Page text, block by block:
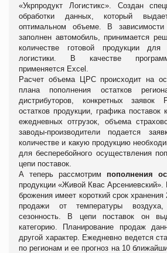
«Укрпродукт Логистикс».
Создан
обработки данных, который
оптимальном объеме. В
заполнен автомобиль, принимается
количестве готовой продукции для
логистики. В качестве
применяется Excel.
Расчет объема ЦРС происходит на
плана пополнения остатков
дистрибуторов, конкретных
остатков продукции, графика поставок
ежедневных отгрузок, объема
заводы-производители подается
количестве и какую продукцию
для бесперебойного осуществления
цепи поставок.
А теперь рассмотрим пополнения
продукции «Живой Квас Арсениевский».
брожения имеет короткий срок
продажи от температуры
сезонность. В цепи поставок он
категорию. Планирование продаж
другой характер. Ежедневно ведется
по регионам и ее прогноз на 10